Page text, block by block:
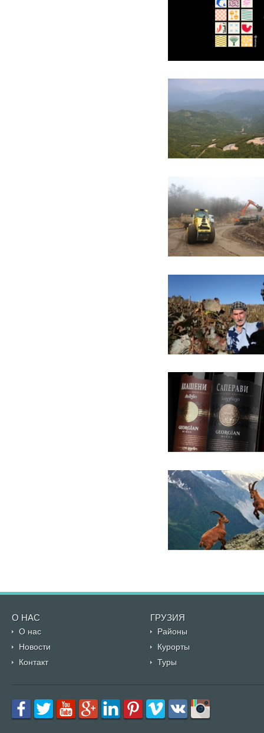
О НАС ГРУЗИЯ
О нас
Районы
Новости
Курорты
Контакт
Туры